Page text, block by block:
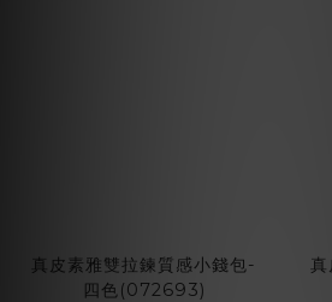
真皮素雅雙拉鍊質感小錢包-
四色(072693)
真